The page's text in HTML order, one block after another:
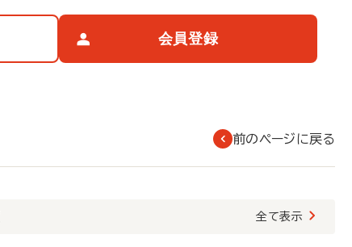
会員登録
前のページに戻る
全て表示